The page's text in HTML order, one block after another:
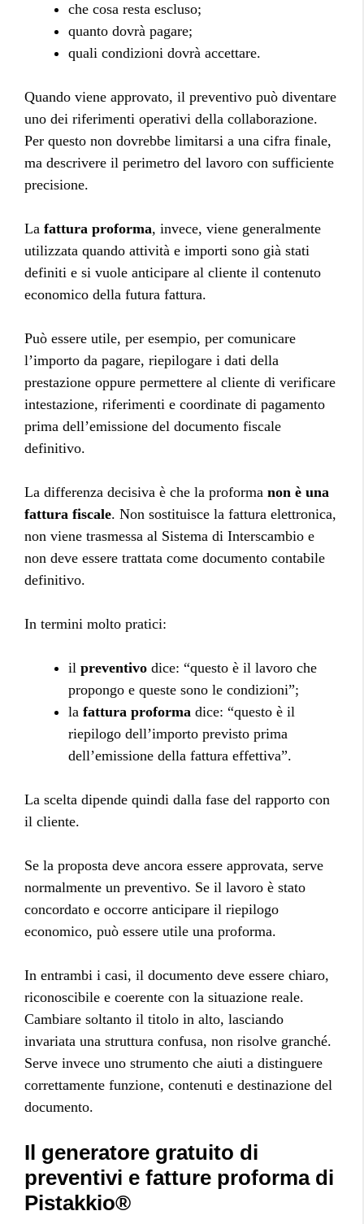
che cosa resta escluso;
quanto dovrà pagare;
quali condizioni dovrà accettare.
Quando viene approvato, il preventivo può diventare
uno dei riferimenti operativi della collaborazione.
Per questo non dovrebbe limitarsi a una cifra finale,
ma descrivere il perimetro del lavoro con sufficiente
precisione.
La fattura proforma, invece, viene generalmente
utilizzata quando attività e importi sono già stati
definiti e si vuole anticipare al cliente il contenuto
economico della futura fattura.
Può essere utile, per esempio, per comunicare
l’importo da pagare, riepilogare i dati della
prestazione oppure permettere al cliente di verificare
intestazione, riferimenti e coordinate di pagamento
prima dell’emissione del documento fiscale
definitivo.
La differenza decisiva è che la proforma non è una
fattura fiscale. Non sostituisce la fattura elettronica,
non viene trasmessa al Sistema di Interscambio e
non deve essere trattata come documento contabile
definitivo.
In termini molto pratici:
il preventivo dice: “questo è il lavoro che
propongo e queste sono le condizioni”;
la fattura proforma dice: “questo è il
riepilogo dell’importo previsto prima
dell’emissione della fattura effettiva”.
La scelta dipende quindi dalla fase del rapporto con
il cliente.
Se la proposta deve ancora essere approvata, serve
normalmente un preventivo. Se il lavoro è stato
concordato e occorre anticipare il riepilogo
economico, può essere utile una proforma.
In entrambi i casi, il documento deve essere chiaro,
riconoscibile e coerente con la situazione reale.
Cambiare soltanto il titolo in alto, lasciando
invariata una struttura confusa, non risolve granché.
Serve invece uno strumento che aiuti a distinguere
correttamente funzione, contenuti e destinazione del
documento.
Il generatore gratuito di
preventivi e fatture proforma di
Pistakkio®